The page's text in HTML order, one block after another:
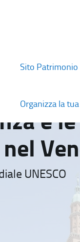
Sito
Organizza la
e
UNESCO